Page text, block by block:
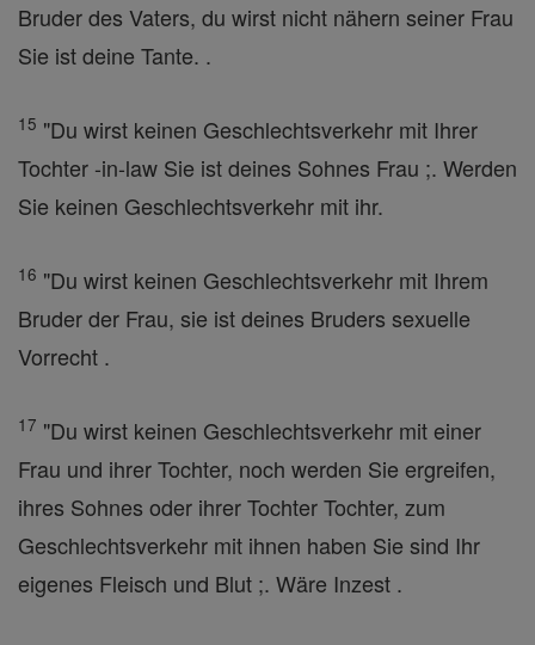
Bruder des Vaters, du wirst nicht nähern seiner Frau
Sie ist deine Tante. .
15 "Du wirst keinen Geschlechtsverkehr mit Ihrer
Tochter -in-law Sie ist deines Sohnes Frau ;. Werden
Sie keinen Geschlechtsverkehr mit ihr.
16 "Du wirst keinen Geschlechtsverkehr mit Ihrem
Bruder der Frau, sie ist deines Bruders sexuelle
Vorrecht .
17 "Du wirst keinen Geschlechtsverkehr mit einer
Frau und ihrer Tochter, noch werden Sie ergreifen,
ihres Sohnes oder ihrer Tochter Tochter, zum
Geschlechtsverkehr mit ihnen haben Sie sind Ihr
eigenes Fleisch und Blut ;. Wäre Inzest .